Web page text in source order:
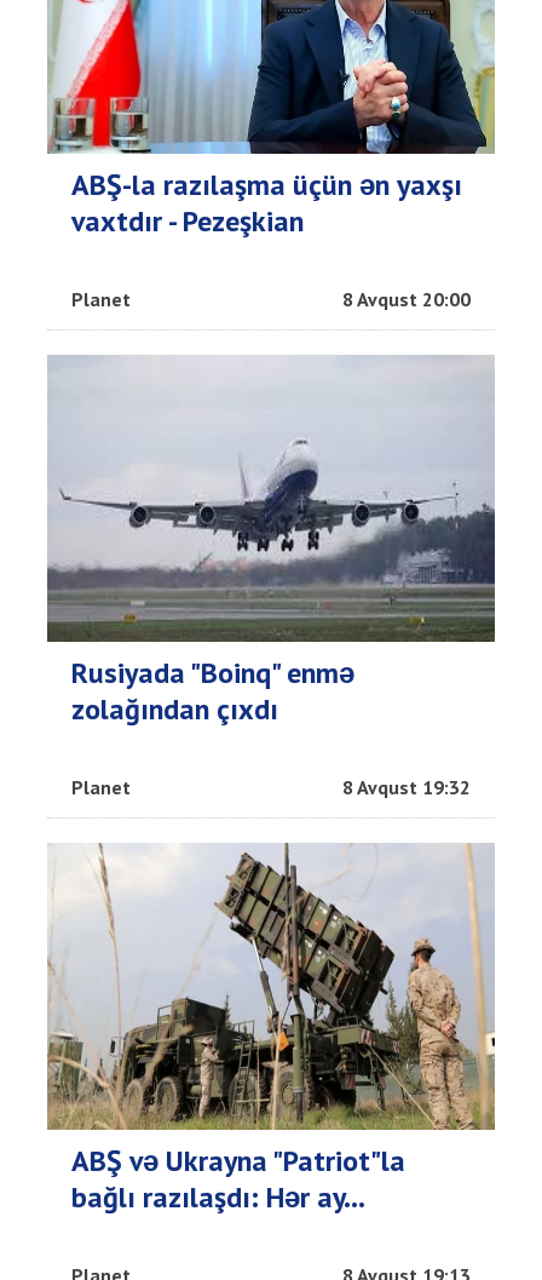
ABŞ-la razılaşma üçün ən yaxşı
vaxtdır - Pezeşkian
Planet 8 Avqust 20:00
Rusiyada "Boinq" enmə
zolağından çıxdı
Planet 8 Avqust 19:32
ABŞ və Ukrayna "Patriot"la
bağlı razılaşdı: Hər ay...
Planet 8 Avqust 19:13